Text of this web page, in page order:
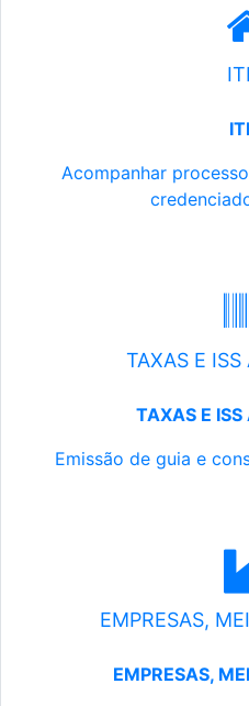
Acompanhar
TAXAS E
TAXAS E
Emissão de guia e
EMPRESAS,
EMPRESAS,